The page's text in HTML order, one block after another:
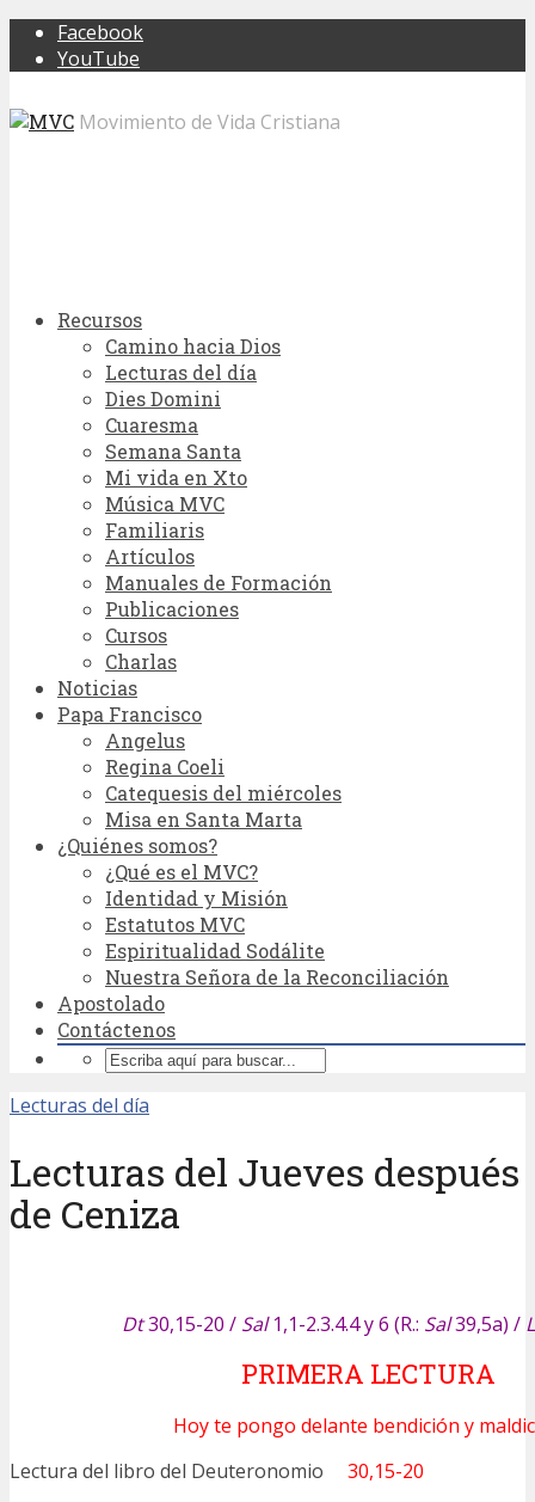
Facebook
YouTube
Movimiento de Vida Cristiana
Recursos
Camino hacia Dios
Lecturas del día
Dies Domini
Cuaresma
Semana Santa
Mi vida en Xto
Música MVC
Familiaris
Artículos
Manuales de Formación
Publicaciones
Cursos
Charlas
Noticias
Papa Francisco
Angelus
Regina Coeli
Catequesis del miércoles
Misa en Santa Marta
¿Quiénes somos?
¿Qué es el MVC?
Identidad y Misión
Estatutos MVC
Espiritualidad Sodálite
Nuestra Señora de la Reconciliación
Apostolado
Contáctenos
Lecturas del día
Lecturas del Jueves después
de Ceniza
Dt30,15-20 / Sal1,1-2.3.4.4 y 6 (R.: Sal39,5a) /
PRIMERA LECTURA
Hoy te pongo delante bendición y
Lectura del libro del Deuteronomio 30,15-20